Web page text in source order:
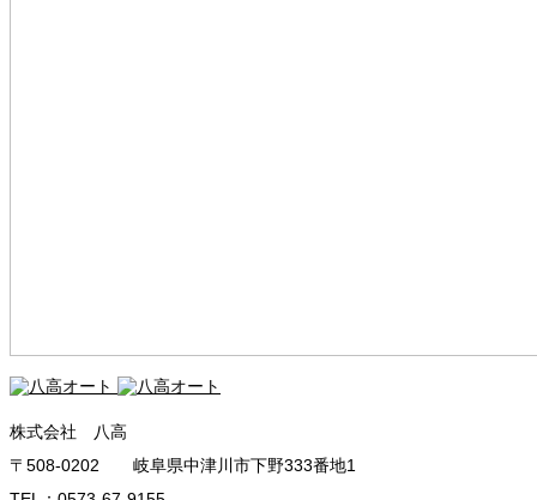
株式会社 八高
〒508-0202 岐阜県中津川市下野333番地1